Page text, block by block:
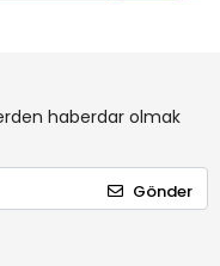
haberdar olmak
Gönder